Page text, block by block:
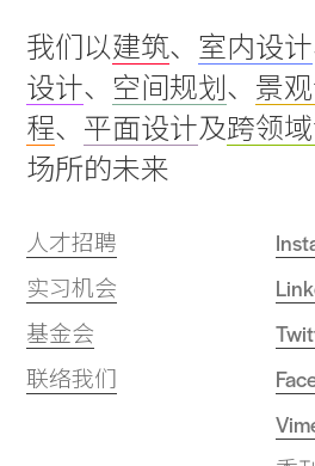
我们以建筑、 室内设计
设计、 空间规划 、 景
程、 平面设计及跨领
场所的未来
人才招聘
实习机会
基金会
联络我们